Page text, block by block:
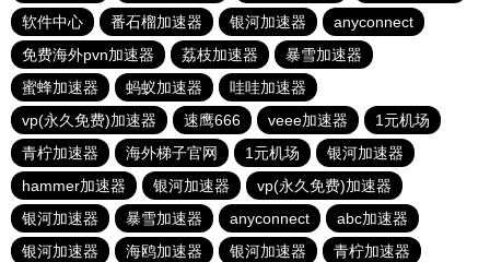
软件中心
番石榴加速器 银河加速器
anyconnect
免费海外pvn加速器
荔枝加速器
暴雪加速器
蜜蜂加速器
蚂蚁加速器
哇哇加速器
vp(永久免费)加速器
速鹰666 veee加速器
1元机场
青柠加速器
海外梯子官网 1元机场
银河加速器
hammer加速器
银河加速器
vp(永久免费)加速器
银河加速器
暴雪加速器 anyconnect
abc加速器
银河加速器
海鸥加速器 银河加速器 青柠加速器